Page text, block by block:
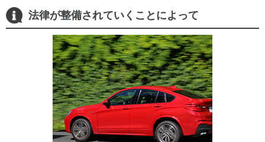
法律が整備されていくことによって